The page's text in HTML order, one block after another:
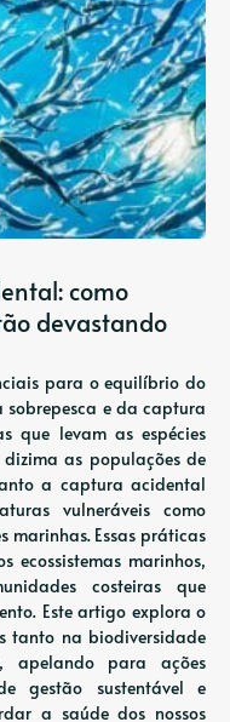
como
devastando
para o equilíbrio do
sobrepesca e da captura
que levam as espécies
as populações de
a captura acidental
vulneráveis ​​como
marinhas. Essas práticas
ecossistemas marinhos,
costeiras que
Este artigo explora o
tanto na biodiversidade
apelando para ações
gestão sustentável e
a saúde dos nossos